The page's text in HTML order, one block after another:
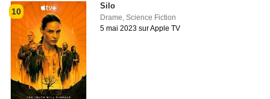
10
Silo
Drame,Science Fiction
5 mai 2023 sur Apple TV